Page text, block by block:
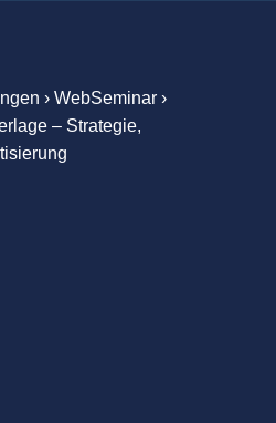
› WebSeminar›
– Strategie,